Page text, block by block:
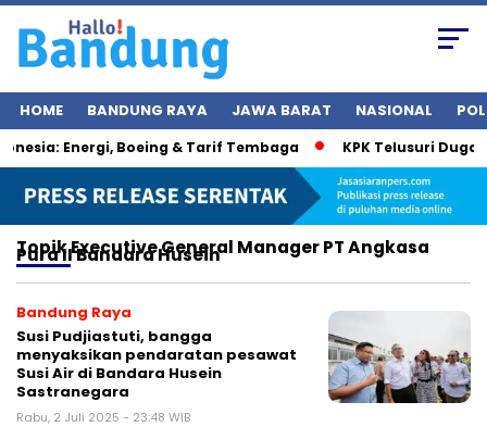
HOME BANDUNG RAYA JAWA BARAT NASIONAL
Energi, Boeing & Tarif Tembaga KPK Telusuri
TopikExecutive General Manager PT Angkasa
Pura II Bandara Husein
Bandung Raya
Susi Pudjiastuti, bangga
menyaksikan pendaratan pesawat
Susi Air di Bandara Husein
Sastranegara
Rabu, 2 Juli 2025 - 23:48 WIB